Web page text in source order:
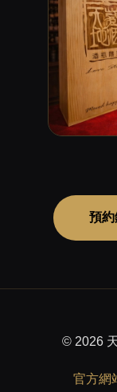
預
© 2026
官方網